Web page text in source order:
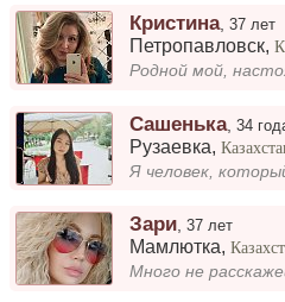
Кристина,37 лет
Петропавловск,
Сашенька,34
Рузаевка,
Зари ,37 лет
Мамлютка,
Много не